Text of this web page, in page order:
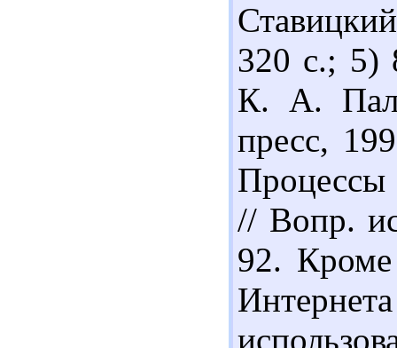
320 с.; 5)
К. А.
пресс,
Процессы
// Вопр.
92. Кроме